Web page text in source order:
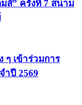
ส์” ครั้งที่ 7 สนาม
เข้าร่วมการ
ปี 2569